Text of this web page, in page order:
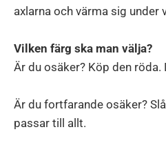
axlarna och värma sig under
Vilken färg ska man välja?
Är du osäker? Köp den röda.
Är du fortfarande osäker?
passar till allt.